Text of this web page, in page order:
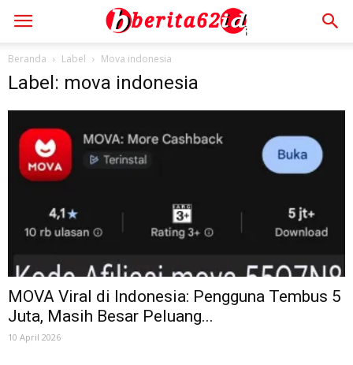
Beranda Label Mova indonesia
Label: mova indonesia
MOVA Viral di Indonesia: Pengguna Tembus 5
Juta, Masih Besar Peluang...
10 April 2026